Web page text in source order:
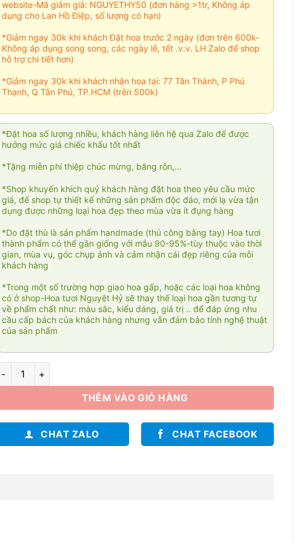
website-Mã giảm giá: NGUYETHY50 (đơn hàng >1tr, Không áp
dụng cho Lan Hồ Điệp, số lượng có hạn)
*Giảm ngay 30k khi khách Đặt hoa trước 2 ngày (đơn trên 600k-
Không áp dụng song song, các ngày lễ, tết .v.v. LH Zalo để shop
hỗ trợ chi tiết hơn)
*Giảm ngay 30k khi khách nhận hoa tại: 77 Tân Thành, P Phú
Thạnh, Q Tân Phú, TP.HCM (trên 500k)
*Đặt hoa số lượng nhiều, khách hàng liên hệ qua Zalo để được
hưởng mức giá chiếc khấu tốt nhất
*Tặng miễn phí thiệp chúc mừng, băng rôn,...
*Shop khuyến khích quý khách hàng đặt hoa theo yêu cầu mức
giá, để shop tự thiết kế những sản phẩm độc đáo, mới lạ vừa tận
dụng được những loại hoa đẹp theo mùa vừa ít đụng hàng
*Do đặt thù là sản phẩm handmade (thủ công bằng tay) Hoa tươi
thành phẩm có thể gần giống với mẫu 90-95%-tùy thuộc vào thời
gian, mùa vụ, góc chụp ảnh và cảm nhận cái đẹp riêng của mỗi
khách hàng
*Trong một số trường hợp giao hoa gấp, hoặc các loại hoa không
có ở shop-Hoa tươi Nguyệt Hỷ sẽ thay thế loại hoa gần tương tự
về phẩm chất như: màu sắc, kiểu dáng, giá trị .. để đáp ứng nhu
cầu cấp bách của khách hàng nhưng vẫn đảm bảo tính nghệ thuật
của sản phẩm
Bó hoa sen 001 số lượng
THÊM VÀO GIỎ HÀNG
CHAT ZALO CHAT FACEBOOK